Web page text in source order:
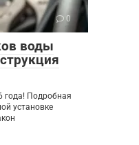
0
воды
года! Подробная
установке